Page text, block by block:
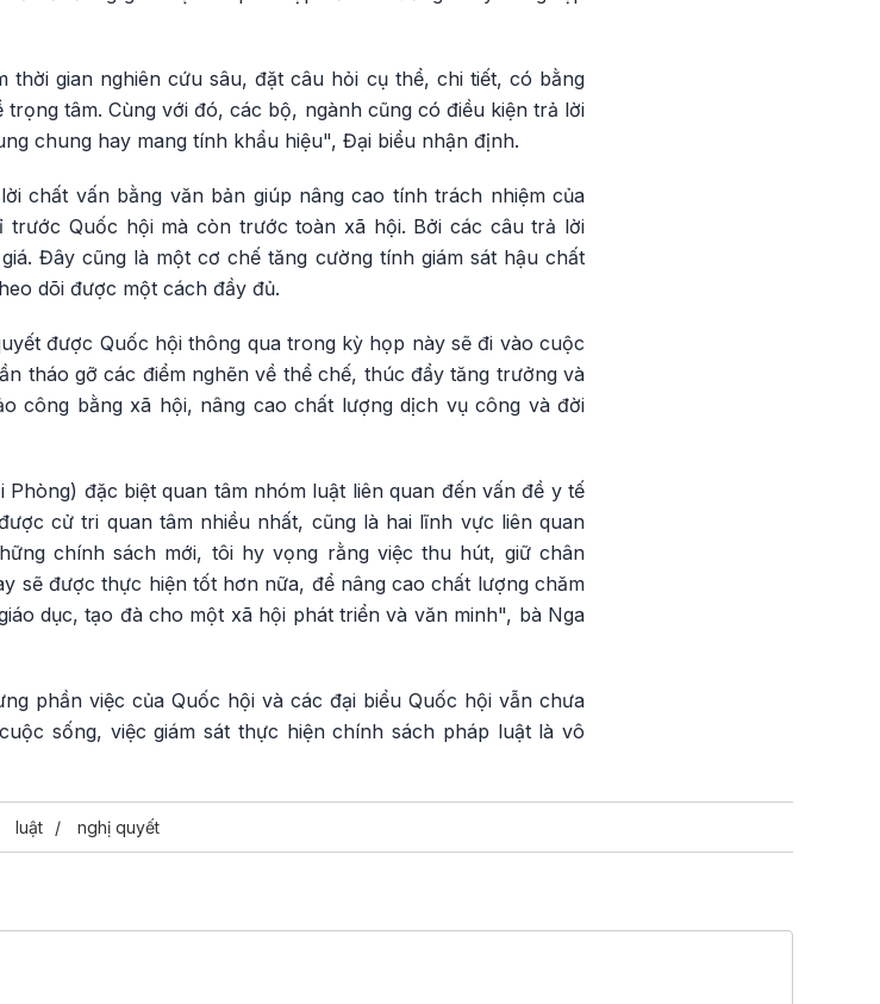
thời gian nghiên cứu sâu, đặt câu hỏi cụ thể, chi tiết, có bằng
tâm. Cùng với đó, các bộ, ngành cũng có điều kiện trả lời
chung hay mang tính khẩu hiệu", Đại biểu nhận định.
chất vấn bằng văn bản giúp nâng cao tính trách nhiệm của
Quốc hội mà còn trước toàn xã hội. Bởi các câu trả lời
Đây cũng là một cơ chế tăng cường tính giám sát hậu chất
dõi được một cách đầy đủ.
được Quốc hội thông qua trong kỳ họp này sẽ đi vào cuộc
tháo gỡ các điểm nghẽn về thể chế, thúc đẩy tăng trưởng và
công bằng xã hội, nâng cao chất lượng dịch vụ công và đời
đặc biệt quan tâm nhóm luật liên quan đến vấn đề y tế
cử tri quan tâm nhiều nhất, cũng là hai lĩnh vực liên quan
chính sách mới, tôi hy vọng rằng việc thu hút, giữ chân
sẽ được thực hiện tốt hơn nữa, để nâng cao chất lượng chăm
dục, tạo đà cho một xã hội phát triển và văn minh", bà Nga
phần việc của Quốc hội và các đại biểu Quốc hội vẫn chưa
sống, việc giám sát thực hiện chính sách pháp luật là vô
luật nghị quyết